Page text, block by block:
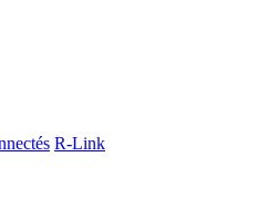
R-Link